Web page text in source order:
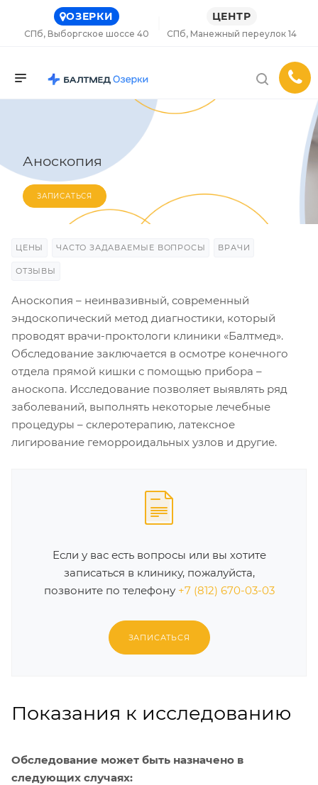
ОЗЕРКИ
СПб, Выборгское шоссе 40
ЦЕНТР
СПб, Манежный переулок 14
Аноскопия
ЗАПИСАТЬСЯ
ЦЕНЫ ЧАСТО ЗАДАВАЕМЫЕ ВОПРОСЫ ВРАЧИ
ОТЗЫВЫ
Аноскопия – неинвазивный, современный
эндоскопический метод диагностики, который
проводят врачи-проктологи клиники «Балтмед».
Обследование заключается в осмотре конечного
отдела прямой кишки с помощью прибора –
аноскопа. Исследование позволяет выявлять ряд
заболеваний, выполнять некоторые лечебные
процедуры – склеротерапию, латексное
лигирование геморроидальных узлов и другие.
Если у вас есть вопросы или вы хотите
записаться в клинику, пожалуйста,
позвоните по телефону +7 (812) 670-03-03
ЗАПИСАТЬСЯ
Показания к исследованию
Обследование может быть назначено в
следующих случаях: